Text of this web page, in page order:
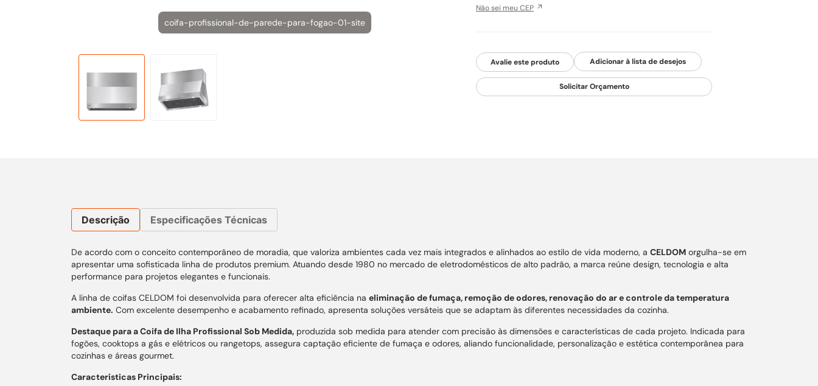
coifa-profissional-de-parede-para-fogao-01-site
Não sei meu CEP
Avalie este produto
Solicitar Orçamento
Descrição Especificações Técnicas
De acordo com o conceito contemporâneo de moradia, que valoriza ambientes cada vez mais integrados e alinhados ao estilo de vida moderno, a CELDOM orgulha-se em
apresentar uma sofisticada linha de produtos premium. Atuando desde 1980 no mercado de eletrodomésticos de alto padrão, a marca reúne design, tecnologia e alta
performance para projetos elegantes e funcionais.
A linha de coifas CELDOM foi desenvolvida para oferecer alta eficiência na eliminação de fumaça, remoção de odores, renovação do ar e controle da temperatura
ambiente. Com excelente desempenho e acabamento refinado, apresenta soluções versáteis que se adaptam às diferentes necessidades da cozinha.
Destaque para a Coifa de Ilha Profissional Sob Medida, produzida sob medida para atender com precisão às dimensões e características de cada projeto. Indicada para
fogões, cooktops a gás e elétricos ou rangetops, assegura captação eficiente de fumaça e odores, aliando funcionalidade, personalização e estética contemporânea para
cozinhas e áreas gourmet.
Características Principais: